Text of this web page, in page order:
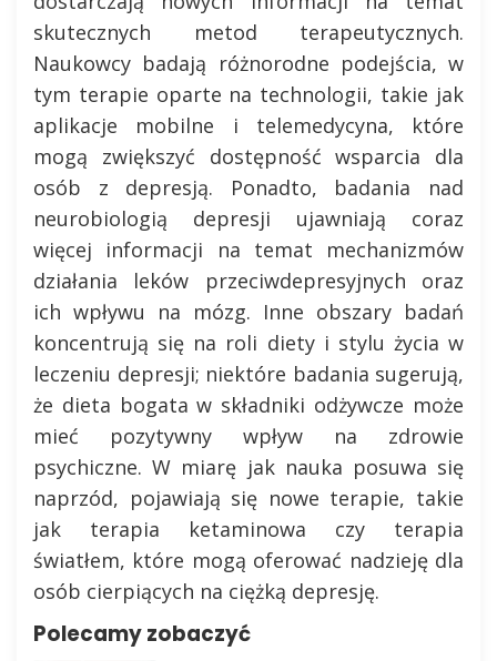
skutecznych metod terapeutycznych.
Naukowcy badają różnorodne podejścia, w
tym terapie oparte na technologii, takie jak
aplikacje mobilne i telemedycyna, które
mogą zwiększyć dostępność wsparcia dla
osób z depresją. Ponadto, badania nad
neurobiologią depresji ujawniają coraz
więcej informacji na temat mechanizmów
działania leków przeciwdepresyjnych oraz
ich wpływu na mózg. Inne obszary badań
koncentrują się na roli diety i stylu życia w
leczeniu depresji; niektóre badania sugerują,
że dieta bogata w składniki odżywcze może
mieć pozytywny wpływ na zdrowie
psychiczne. W miarę jak nauka posuwa się
naprzód, pojawiają się nowe terapie, takie
jak terapia ketaminowa czy terapia
światłem, które mogą oferować nadzieję dla
osób cierpiących na ciężką depresję.
Polecamy zobaczyć